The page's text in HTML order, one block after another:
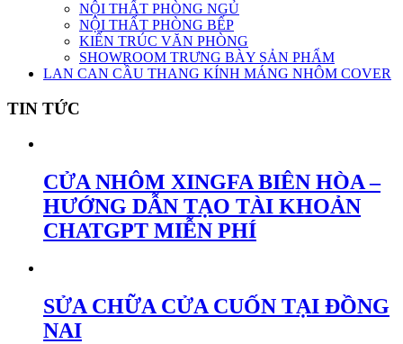
NỘI THẤT PHÒNG NGỦ
NỘI THẤT PHÒNG BẾP
KIẾN TRÚC VĂN PHÒNG
SHOWROOM TRƯNG BÀY SẢN PHẨM
LAN CAN CẦU THANG KÍNH MÁNG NHÔM COVER
TIN TỨC
CỬA NHÔM XINGFA BIÊN HÒA –
HƯỚNG DẪN TẠO TÀI KHOẢN
CHATGPT MIỄN PHÍ
SỬA CHỮA CỬA CUỐN TẠI ĐỒNG
NAI